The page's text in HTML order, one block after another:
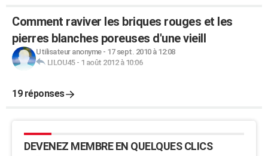
Comment raviver les briques rouges et les
pierres blanches poreuses d'une vieill
Utilisateur anonyme- 17 sept. 2010 à 12:08
LILOU45- 1 août 2012 à 10:06
19 réponses
DEVENEZ MEMBRE EN QUELQUES CLICS